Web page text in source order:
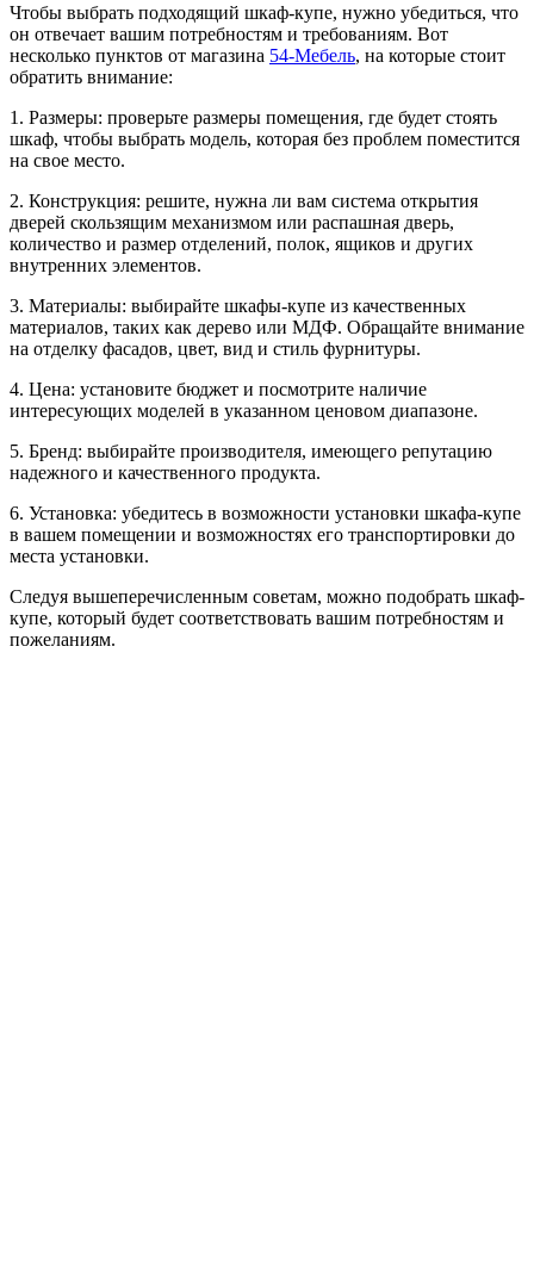
Чтобы выбрать подходящий шкаф-купе, нужно убедиться, что
он отвечает вашим потребностям и требованиям. Вот
несколько пунктов от магазина 54-Мебель, на которые стоит
обратить внимание:
1. Размеры: проверьте размеры помещения, где будет стоять
шкаф, чтобы выбрать модель, которая без проблем поместится
на свое место.
2. Конструкция: решите, нужна ли вам система открытия
дверей скользящим механизмом или распашная дверь,
количество и размер отделений, полок, ящиков и других
внутренних элементов.
3. Материалы: выбирайте шкафы-купе из качественных
материалов, таких как дерево или МДФ. Обращайте внимание
на отделку фасадов, цвет, вид и стиль фурнитуры.
4. Цена: установите бюджет и посмотрите наличие
интересующих моделей в указанном ценовом диапазоне.
5. Бренд: выбирайте производителя, имеющего репутацию
надежного и качественного продукта.
6. Установка: убедитесь в возможности установки шкафа-купе
в вашем помещении и возможностях его транспортировки до
места установки.
Следуя вышеперечисленным советам, можно подобрать шкаф-
купе, который будет соответствовать вашим потребностям и
пожеланиям.